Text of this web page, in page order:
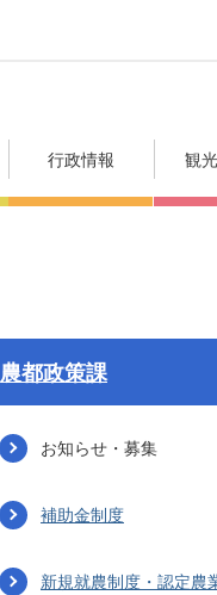
行政情報 観
農都政策課
お知らせ・募集
補助金制度
新規就農制度・認定農